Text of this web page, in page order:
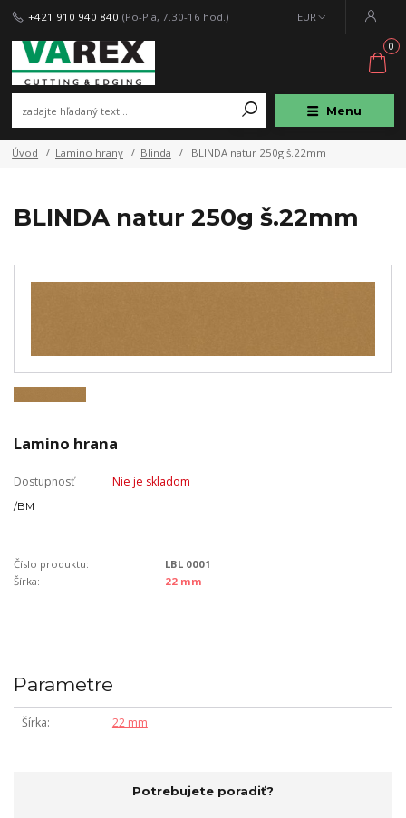
Menu
EUR
+421 910 940 840 (Po-Pia, 7.30-16 hod.)
0
Úvod Lamino hrany Blinda BLINDA natur 250g š.22mm
BLINDA natur 250g š.22mm
Lamino hrana
Dostupnosť Nie je skladom
/BM
Číslo produktu:
LBL 0001
Šírka:
22 mm
Parametre
Šírka 22 mm
Potrebujete poradiť?